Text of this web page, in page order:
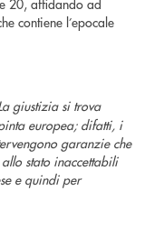
20, affidando ad
contiene l’epocale
giustizia si trova
europea; difatti, i
garanzie che
stato inaccettabili
e quindi per